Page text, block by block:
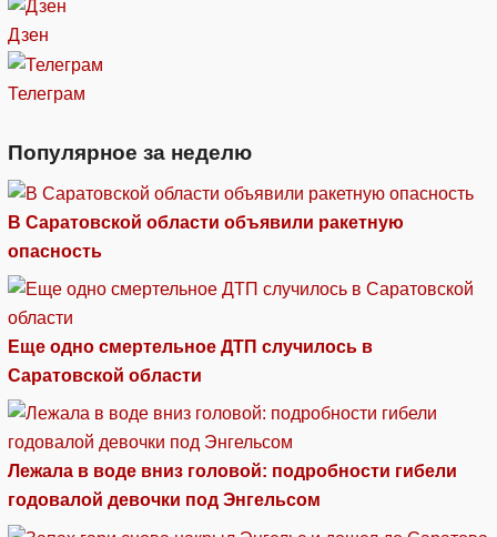
Дзен
Телеграм
Популярное за неделю
В Саратовской области объявили ракетную
опасность
Еще одно смертельное ДТП случилось в
Саратовской области
Лежала в воде вниз головой: подробности гибели
годовалой девочки под Энгельсом